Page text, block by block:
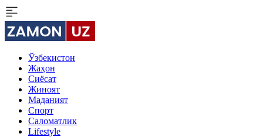
Ўзбекистон
Жаҳон
Сиёсат
Жиноят
Маданият
Спорт
Cаломатлик
Lifestyle